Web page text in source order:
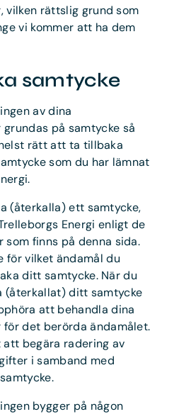
vilken rättslig grund som
vi kommer att ha dem
samtycke
av dina
på samtycke så
rätt att ta tillbaka
som du har lämnat
(återkalla) ett samtycke,
Energi enligt de
som finns på denna sida.
för vilket ändamål du
ditt samtycke. När du
(återkallat) ditt samtycke
att behandla dina
det berörda ändamålet.
att begära radering av
i samband med
bygger på någon